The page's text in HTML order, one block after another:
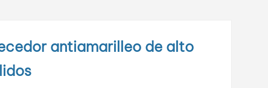
antiamarilleo de alto